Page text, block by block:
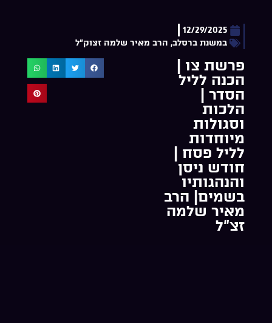
12/29/2025
במשנת ברסלב, הרב מאיר שלמה זצוק"ל
פרשת צו |
הכנה לליל
הסדר |
הלכות
וסגולות
מיוחדות
לליל פסח |
חודש ניסן
והנהגותיו
בשמים| הרב
מאיר שלמה
זצ”ל